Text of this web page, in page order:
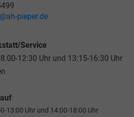
pieper.de
Service
12:30 Uhr und 13:15-16:30 Uhr
13:00 Uhr und 14:00-18:00 Uhr